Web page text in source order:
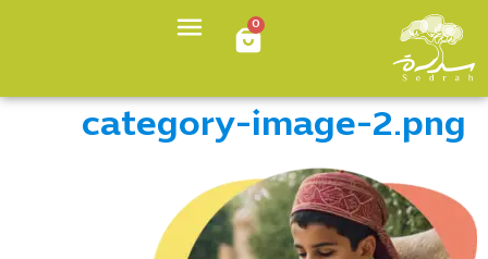
0
category-image-2.png